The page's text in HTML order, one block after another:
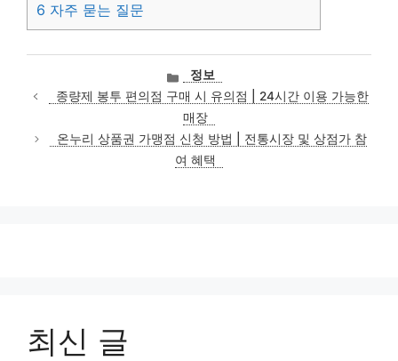
6 자주 묻는 질문
카
테
고
리
정보
종량제 봉투 편의점 구매 시 유의점 | 24시간 이용 가능한
매장
온누리 상품권 가맹점 신청 방법 | 전통시장 및 상점가 참
여 혜택
최신 글